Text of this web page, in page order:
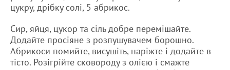
цукру, дрібку солі, 5 абрикос.
Сир, яйця, цукор та сіль добре перемішайте.
Додайте просіяне з розпушувачем борошно.
Абрикоси помийте, висушіть, наріжте і додайте в
тісто. Розігрійте сковороду з олією і смажте